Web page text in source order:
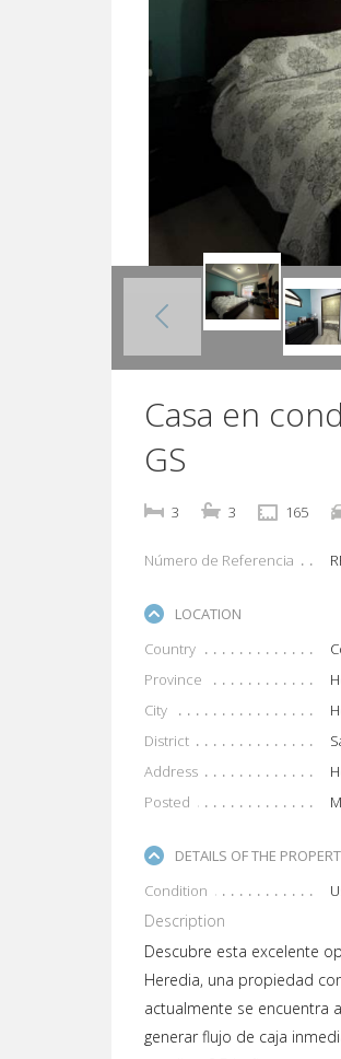
Casa en
GS
3 3 165
Número de Referencia
LOCATION
Country
Province
City
District
Address
Posted
DETAILS OF THE
Condition
Description
Descubre esta excelente
Heredia, una propiedad
actualmente se encuentra
generar flujo de caja